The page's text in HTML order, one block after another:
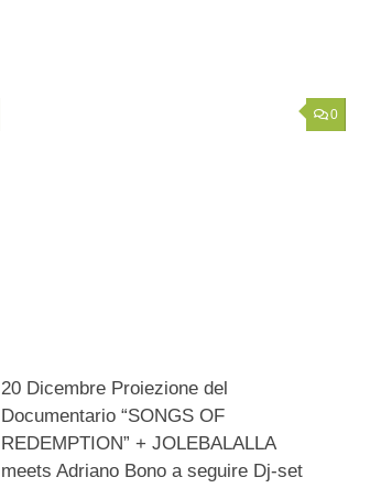
0
20 Dicembre Proiezione del
Documentario “SONGS OF
REDEMPTION” + JOLEBALALLA
meets Adriano Bono a seguire Dj-set